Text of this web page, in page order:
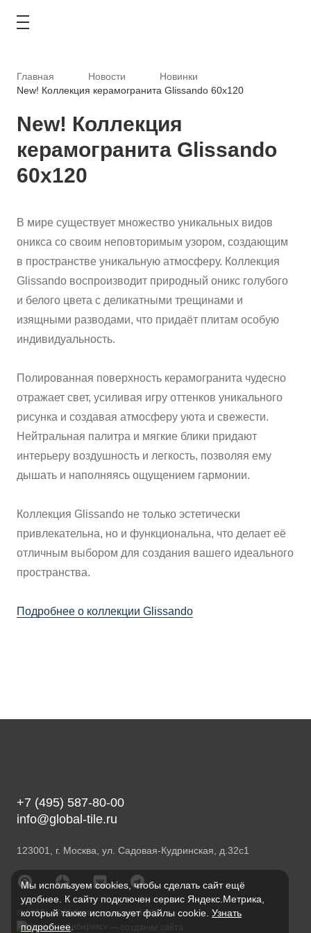
КАТАЛОГ
ГДЕ КУПИТЬ
О КОМПАНИИ
КОНТАКТЫ
Главная Новости
Новинки
New! Коллекция керамогранита Glissando 60х120
New! Коллекция
керамогранита Glissando
60х120
В мире существует множество уникальных видов
оникса со своим неповторимым узором, создающим
в пространстве уникальную атмосферу. Коллекция
Glissando воспроизводит природный оникс голубого
и белого цвета с деликатными трещинами и
изящными разводами, что придаёт плитам особую
индивидуальность.
Полированная поверхность керамогранита чудесно
отражает свет, усиливая игру оттенков уникального
рисунка и создавая атмосферу уюта и свежести.
Нейтральная палитра и мягкие блики придают
интерьеру воздушность и легкость, позволяя ему
дышать и наполняясь ощущением гармонии.
Коллекция Glissando не только эстетически
привлекательна, но и функциональна, что делает её
отличным выбором для создания вашего идеального
пространства.
Подробнее о коллекции Glissando
+7 (495) 587-80-00
info@global-tile.ru
123001, г. Москва, ул. Садовая-Кудринская, д.32с1
© 1997—2026 Группа компаний ВОГ
«Сибирикс» — создание сайта
Мы используем cookies, чтобы сделать сайт ещё
удобнее. К сайту подключен сервис Яндекс.Метрика,
который также использует файлы cookie. Узнать
подробнее.